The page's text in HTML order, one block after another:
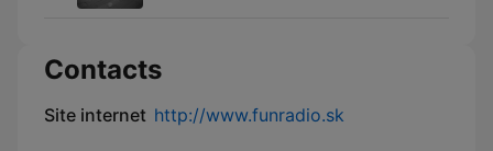
Contacts
Site internet http://www.funradio.sk